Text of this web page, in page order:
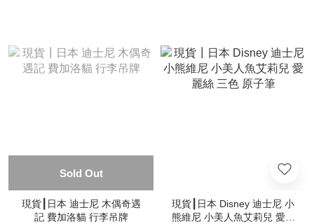
Sold Out
現貨┃日本 迪士尼 木偶奇遇
記 費加洛貓 行李吊牌
現貨┃日本 Disney 迪士尼 小
熊維尼 小美人魚艾莉兒 愛麗